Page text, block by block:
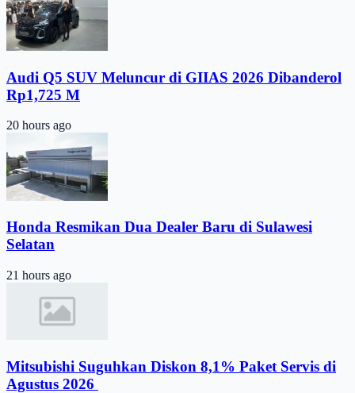
Audi Q5 SUV Meluncur di GIIAS 2026 Dibanderol
Rp1,725 M
20 hours ago
Honda Resmikan Dua Dealer Baru di Sulawesi
Selatan
21 hours ago
Mitsubishi Suguhkan Diskon 8,1% Paket Servis di
Agustus 2026 ​